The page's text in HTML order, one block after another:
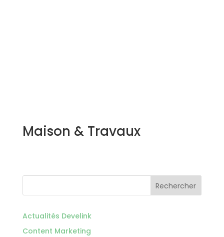
Maison & Travaux
Rechercher
Actualités Develink
Content Marketing